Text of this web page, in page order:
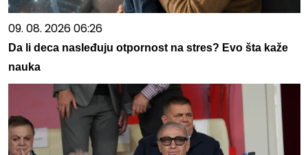
09. 08. 2026 06:26
Da li deca nasleđuju otpornost na stres? Evo šta kaže
nauka